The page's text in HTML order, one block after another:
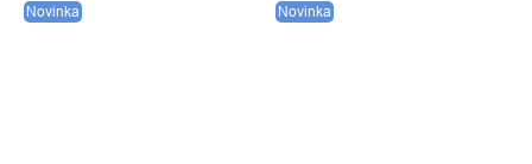
Novinka Novinka